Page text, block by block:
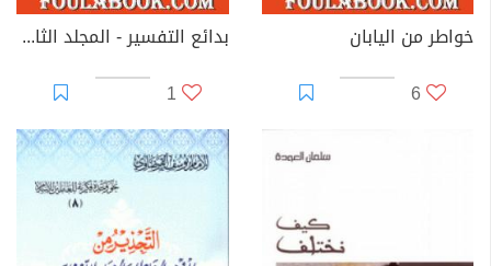
خواطر من اليابان
6
بدائع التفسير - المجلد الثاني
1